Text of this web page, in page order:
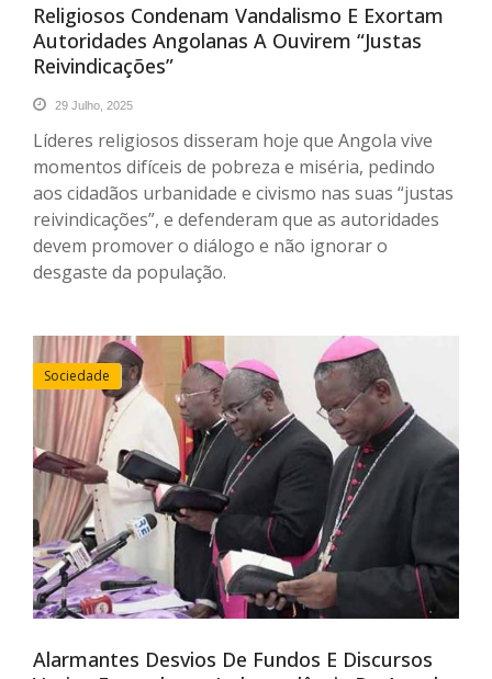
Religiosos Condenam Vandalismo E Exortam
Autoridades Angolanas A Ouvirem “justas
Reivindicações”
29 Julho, 2025
Líderes religiosos disseram hoje que Angola vive
momentos difíceis de pobreza e miséria, pedindo
aos cidadãos urbanidade e civismo nas suas “justas
reivindicações”, e defenderam que as autoridades
devem promover o diálogo e não ignorar o
desgaste da população.
Sociedade
Alarmantes Desvios De Fundos E Discursos